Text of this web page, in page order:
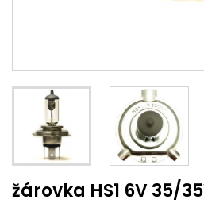
žárovka HS1 6V 35/